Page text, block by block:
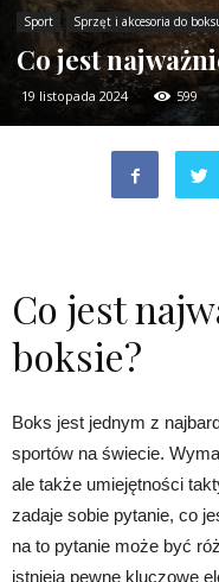
Sport Sprzęt i akcesoria do
Co jest
19 listopada 2024 599
Co jest
boksie?
Boks jest jednym z
sportów na świecie.
ale także umiejętności
zadaje sobie pytanie, co
na to pytanie może być
istnieją pewne kluczowe